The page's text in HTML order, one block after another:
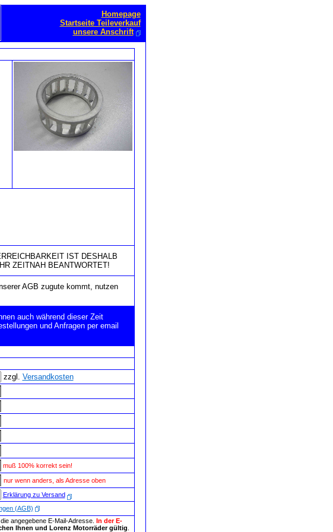
Homepage
Startseite Teileverkauf
unsere Anschrift
IST DESHALB
ZEITNAH BEANTWORTET!
AGB zugute kommt, nutzen
auch während dieser Zeit
und Anfragen per email
zzgl. Versandkosten
muß 100% korrekt sein!
nur wenn anders, als Adresse oben
Erklärung zu Versand
(AGB)
angegebene E-Mail-Adresse. In der E-
Ihnen und Lorenz Motorräder gültig